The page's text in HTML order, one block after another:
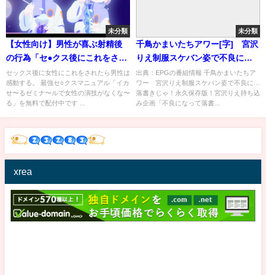
未分類
【女性向け】男性が喜ぶ射精後
の行為「セ●クス後にこれをされ
たら感動してしまうやん」
セックス後に女性にこれをされたら男性は
感動する。 最強セ○クスマニュアル「イカ
せ〜るゼミナ〜ルで女性の演技がなくな〜
る」を無料で配付中です ...
未分類
千鳥かまいたちアワー[字] 宮沢
りえ制服スケバン姿で不良に…
落書きじゃ！永久保存版！…の
番組内容解析まとめ
出典：EPGの番組情報 千鳥かまいたちア
ワー 宮沢りえ制服スケバン姿で不良に…
落書きじゃ！永久保存版！宮沢りえ持ち込
み企画「不良になって落書...
xrea